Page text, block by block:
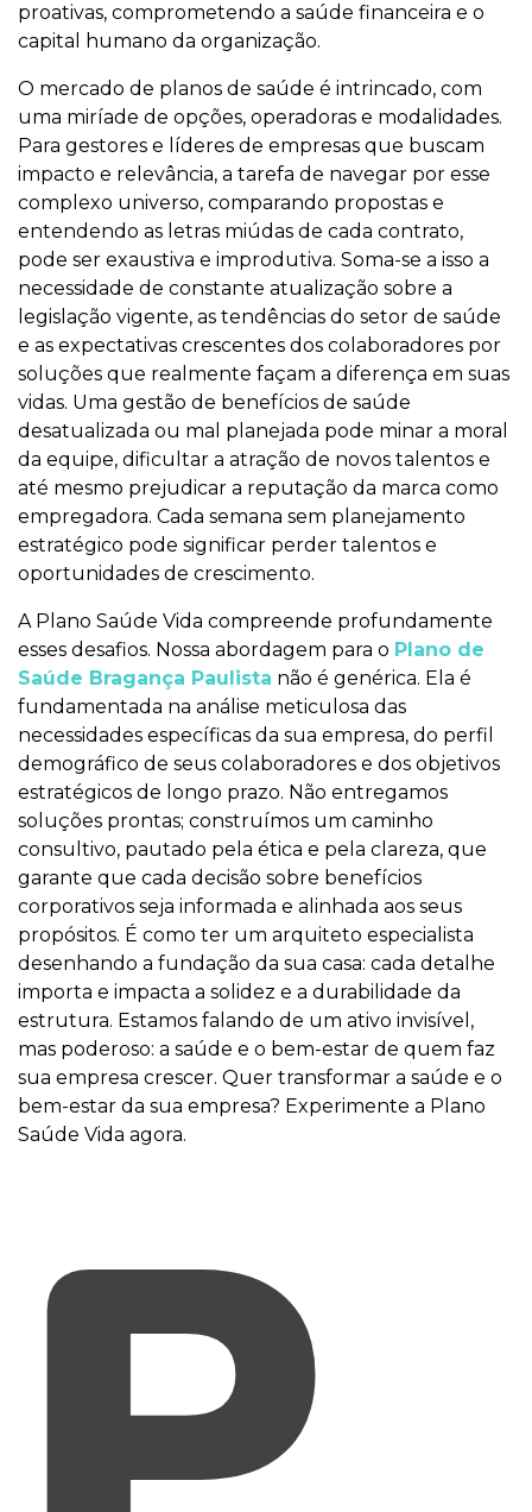
proativas, comprometendo a saúde financeira e o
capital humano da organização.
O mercado de planos de saúde é intrincado, com
uma miríade de opções, operadoras e modalidades.
Para gestores e líderes de empresas que buscam
impacto e relevância, a tarefa de navegar por esse
complexo universo, comparando propostas e
entendendo as letras miúdas de cada contrato,
pode ser exaustiva e improdutiva. Soma-se a isso a
necessidade de constante atualização sobre a
legislação vigente, as tendências do setor de saúde
e as expectativas crescentes dos colaboradores por
soluções que realmente façam a diferença em suas
vidas. Uma gestão de benefícios de saúde
desatualizada ou mal planejada pode minar a moral
da equipe, dificultar a atração de novos talentos e
até mesmo prejudicar a reputação da marca como
empregadora. Cada semana sem planejamento
estratégico pode significar perder talentos e
oportunidades de crescimento.
A Plano Saúde Vida compreende profundamente
esses desafios. Nossa abordagem para o Plano de
Saúde Bragança Paulista não é genérica. Ela é
fundamentada na análise meticulosa das
necessidades específicas da sua empresa, do perfil
demográfico de seus colaboradores e dos objetivos
estratégicos de longo prazo. Não entregamos
soluções prontas; construímos um caminho
consultivo, pautado pela ética e pela clareza, que
garante que cada decisão sobre benefícios
corporativos seja informada e alinhada aos seus
propósitos. É como ter um arquiteto especialista
desenhando a fundação da sua casa: cada detalhe
importa e impacta a solidez e a durabilidade da
estrutura. Estamos falando de um ativo invisível,
mas poderoso: a saúde e o bem-estar de quem faz
sua empresa crescer. Quer transformar a saúde e o
bem-estar da sua empresa? Experimente a Plano
Saúde Vida agora.